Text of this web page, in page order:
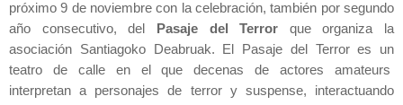
próximo 9 de noviembre con la celebración, también por segundo
año consecutivo, del
Pasaje del Terror que organiza
la
asociación Santiagoko Deabruak. El Pasaje del Terror es un
teatro de calle en el que decenas de actores amateurs
interpretan a personajes de terror y suspense, interactuando